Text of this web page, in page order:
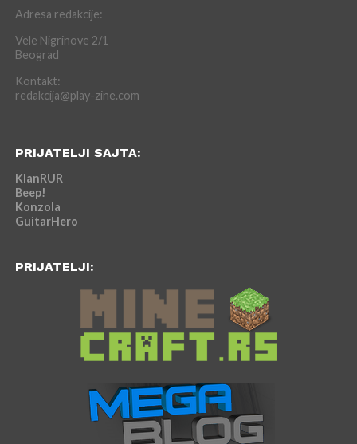
Adresa redakcije:
Vele Nigrinove 2/1
Beograd
Kontakt:
redakcija@play-zine.com
PRIJATELJI SAJTA:
KlanRUR
Beep!
Konzola
GuitarHero
PRIJATELJI: